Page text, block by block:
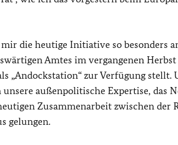
die heutige Initiative so besonders
Amtes im vergangenen
„Andockstation“ zur Verfügung stellt.
außenpolitische Expertise, das
Zusammenarbeit zwischen der
gelungen.